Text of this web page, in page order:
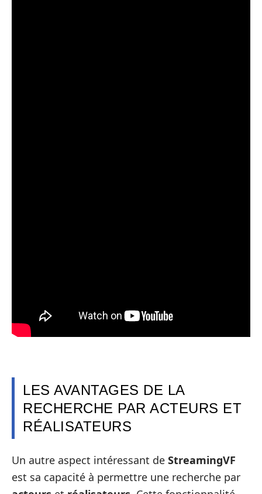
LES AVANTAGES DE LA
RECHERCHE PAR ACTEURS ET
RÉALISATEURS
Un autre aspect intéressant de StreamingVF
est sa capacité à permettre une recherche par